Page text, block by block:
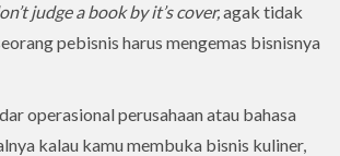
judge a book by it’s cover,agak tidak
pebisnis harus mengemas bisnisnya
operasional perusahaan atau bahasa
kalau kamu membuka bisnis kuliner,